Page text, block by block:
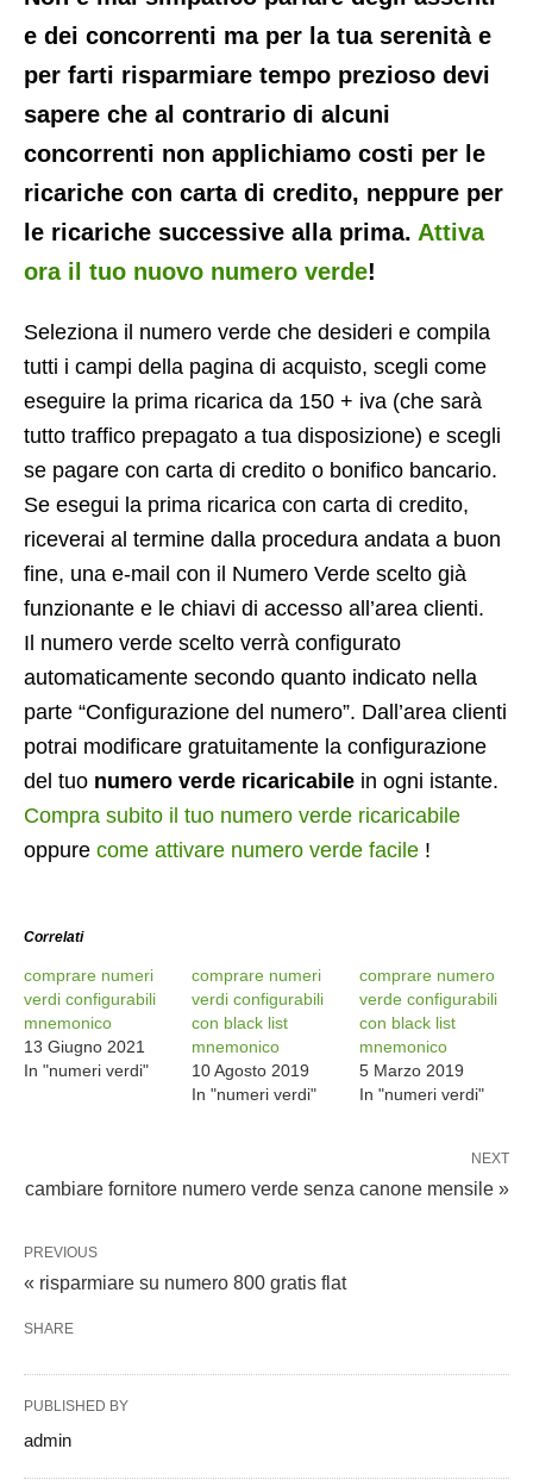
e dei concorrenti ma per la tua serenità e
per farti risparmiare tempo prezioso devi
sapere che al contrario di alcuni
concorrenti non applichiamo costi per le
ricariche con carta di credito, neppure per
le ricariche successive alla prima. Attiva
ora il tuo nuovo numero verde!
Seleziona il numero verde che desideri e compila
tutti i campi della pagina di acquisto, scegli come
eseguire la prima ricarica da 150 + iva (che sarà
tutto traffico prepagato a tua disposizione) e scegli
se pagare con carta di credito o bonifico bancario.
Se esegui la prima ricarica con carta di credito,
riceverai al termine dalla procedura andata a buon
fine, una e-mail con il Numero Verde scelto già
funzionante e le chiavi di accesso all’area clienti.
Il numero verde scelto verrà configurato
automaticamente secondo quanto indicato nella
parte “Configurazione del numero”. Dall’area clienti
potrai modificare gratuitamente la configurazione
del tuo numero verde ricaricabile in ogni istante.
Compra subito il tuo numero verde ricaricabile
oppure come attivare numero verde facile !
Correlati
comprare numeri
verdi configurabili
mnemonico
13 Giugno 2021
In "numeri verdi"
comprare numeri
verdi configurabili
con black list
mnemonico
10 Agosto 2019
In "numeri verdi"
comprare numero
verde configurabili
con black list
mnemonico
5 Marzo 2019
In "numeri verdi"
NEXT
cambiare fornitore numero verde senza canone mensile »
PREVIOUS
« risparmiare su numero 800 gratis flat
SHARE
PUBLISHED BY
admin